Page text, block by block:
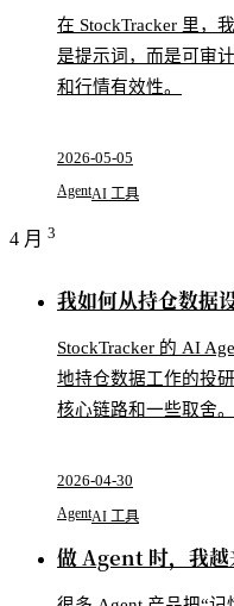
在 StockTracker 里，
是提示词，而是可审
和行情有效性。
2026-05-05
AgentAI 工具
4 月 3
我如何从持仓数据
StockTracker 的 AI
地持仓数据工作的投
核心链路和一些取舍。
2026-04-30
AgentAI 工具
做 Agent 时，我